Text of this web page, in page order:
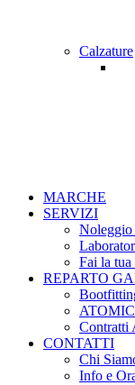
Calzature
MARCHE
SERVIZI
Noleggio
Fai la
REPARTO
Contratti
CONTATTI
Chi
Info e